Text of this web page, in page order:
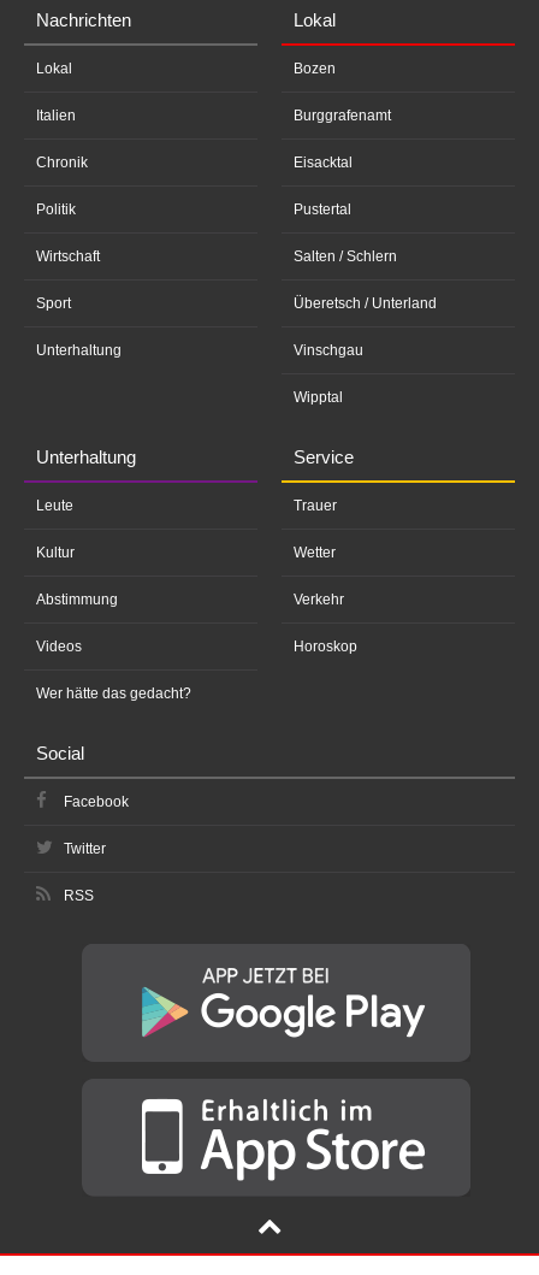
Nachrichten
Lokal
Italien
Chronik
Politik
Wirtschaft
Sport
Unterhaltung
Lokal
Bozen
Burggrafenamt
Eisacktal
Pustertal
Salten / Schlern
Überetsch / Unterland
Vinschgau
Wipptal
Unterhaltung
Leute
Kultur
Abstimmung
Videos
Wer hätte das gedacht?
Service
Trauer
Wetter
Verkehr
Horoskop
Social
Facebook
Twitter
RSS